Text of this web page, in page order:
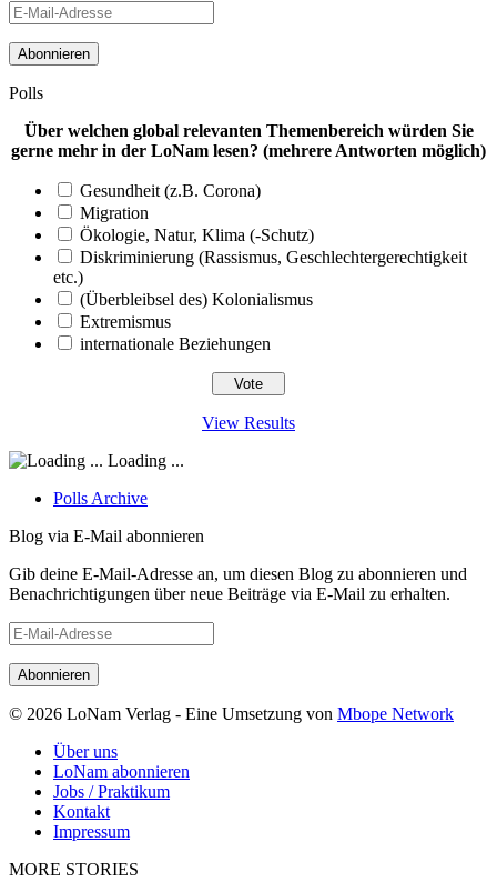
E-
Mail-
Adresse
Polls
Über welchen global relevanten Themenbereich würden Sie
gerne mehr in der LoNam lesen? (mehrere Antworten möglich)
Gesundheit (z.B. Corona)
Migration
Ökologie, Natur, Klima (-Schutz)
Diskriminierung (Rassismus, Geschlechtergerechtigkeit
etc.)
(Überbleibsel des) Kolonialismus
Extremismus
internationale Beziehungen
View Results
Loading ...
Polls Archive
Blog via E-Mail abonnieren
Gib deine E-Mail-Adresse an, um diesen Blog zu abonnieren und
Benachrichtigungen über neue Beiträge via E-Mail zu erhalten.
E-
Mail-
Adresse
© 2026 LoNam Verlag - Eine Umsetzung von Mbope Network
Über uns
LoNam abonnieren
Jobs / Praktikum
Kontakt
Impressum
MORE STORIES